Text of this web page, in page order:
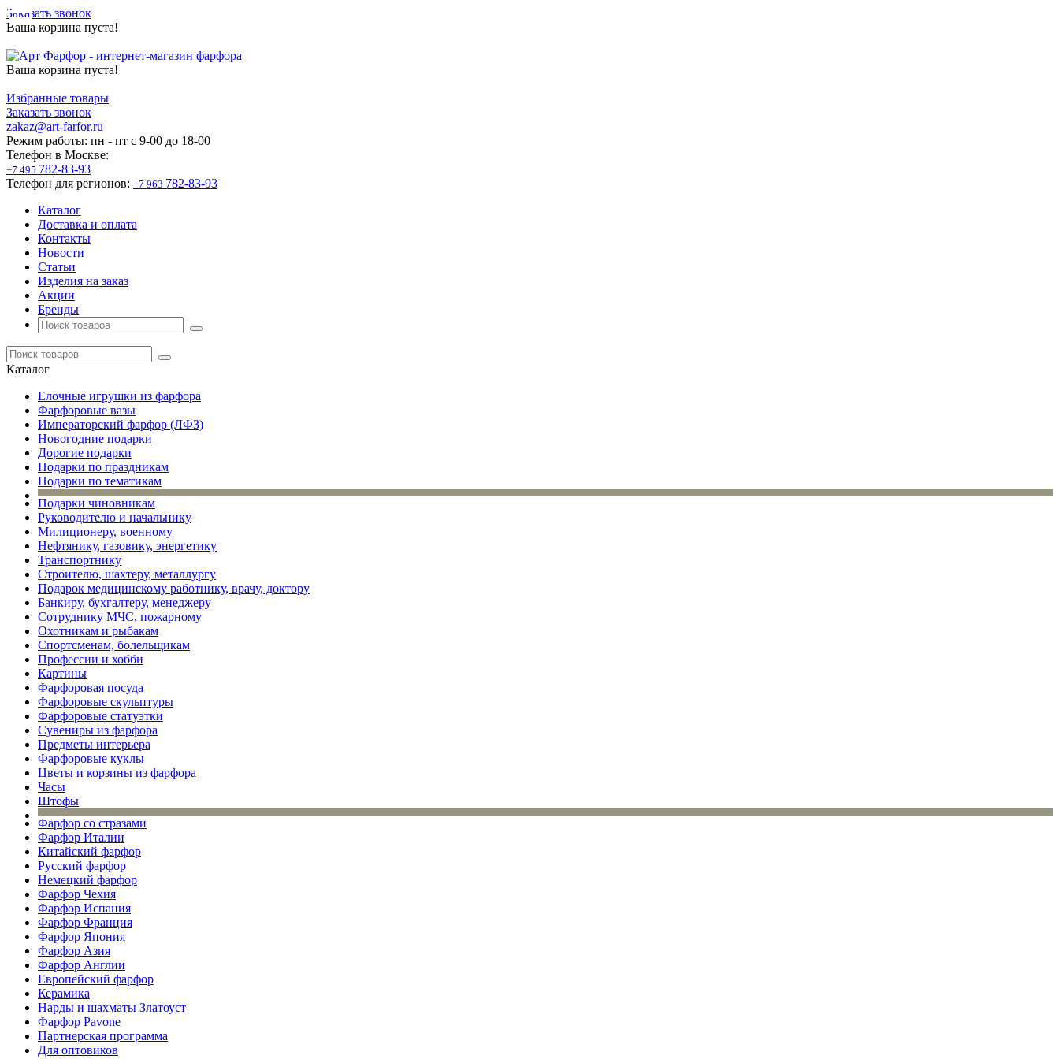
Заказать звонок
Ваша корзина пуста!
Ваша корзина пуста!
Избранные товары
Заказать звонок
zakaz@art-farfor.ru
Режим работы: пн - пт c 9-00 до 18-00
Телефон в Москве:
+7 495 782-83-93
Телефон для регионов: +7 963 782-83-93
Каталог
Доставка и оплата
Контакты
Новости
Статьи
Изделия на заказ
Акции
Бренды
Каталог
Елочные игрушки из фарфора
Фарфоровые вазы
Императорский фарфор (ЛФЗ)
Новогодние подарки
Дорогие подарки
Подарки по праздникам
Подарки по тематикам
Подарки чиновникам
Руководителю и начальнику
Милиционеру, военному
Нефтянику, газовику, энергетику
Транспортнику
Строителю, шахтеру, металлургу
Подарок медицинскому работнику, врачу, доктору
Банкиру, бухгалтеру, менеджеру
Сотруднику МЧС, пожарному
Охотникам и рыбакам
Спортсменам, болельщикам
Профессии и хобби
Картины
Фарфоровая посуда
Фарфоровые скульптуры
Фарфоровые статуэтки
Сувениры из фарфора
Предметы интерьера
Фарфоровые куклы
Цветы и корзины из фарфора
Часы
Штофы
Фарфор со стразами
Фарфор Италии
Китайский фарфор
Русский фарфор
Немецкий фарфор
Фарфор Чехия
Фарфор Испания
Фарфор Франция
Фарфор Япония
Фарфор Азия
Фарфор Англии
Европейский фарфор
Керамика
Нарды и шахматы Златоуст
Фарфор Pavone
Партнерская программа
Для оптовиков